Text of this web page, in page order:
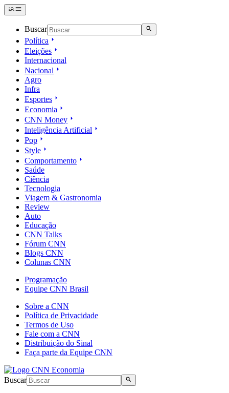
Buscar
Política
Eleições
Internacional
Nacional
Agro
Infra
Esportes
Economia
CNN Money
Inteligência Artificial
Pop
Style
Comportamento
Saúde
Ciência
Tecnologia
Viagem & Gastronomia
Review
Auto
Educação
CNN Talks
Fórum CNN
Blogs CNN
Colunas CNN
Programação
Equipe CNN Brasil
Sobre a CNN
Política de Privacidade
Termos de Uso
Fale com a CNN
Distribuição do Sinal
Faça parte da Equipe CNN
Buscar